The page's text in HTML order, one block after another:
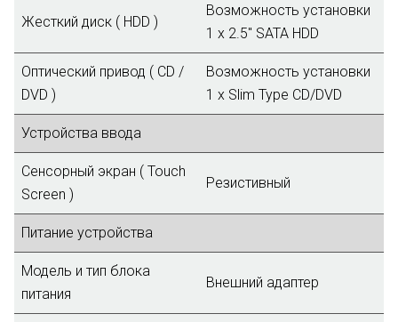
Жесткий диск ( HDD )
Возможность установки
1 x 2.5" SATA HDD
Оптический привод ( CD /
DVD )
Возможность установки
1 х Slim Type CD/DVD
Устройства ввода
Сенсорный экран ( Touch
Screen )
Резистивный
Питание устройства
Модель и тип блока
питания
Внешний адаптер